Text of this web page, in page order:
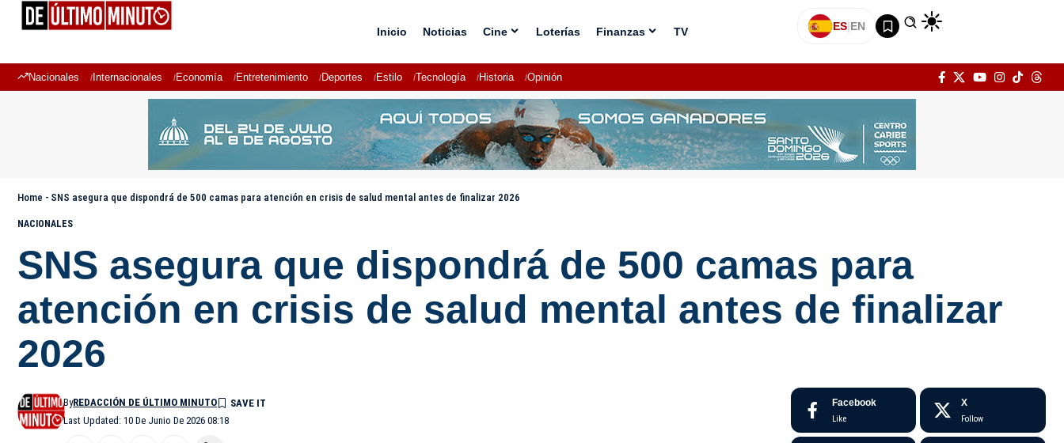
Inicio Noticias Cine Loterías Finanzas TV ES|EN
Nacionales Internacionales Economía Entretenimiento Deportes Estilo Tecnología Historia Opinión
Home - SNS asegura que dispondrá de 500 camas para atención en crisis de salud mental antes de finalizar 2026
NACIONALES
SNS asegura que dispondrá de 500 camas para
atención en crisis de salud mental antes de finalizar
2026
Last Updated: 10 De Junio De 2026 08:18
ByREDACCIÓN DE ÚLTIMO MINUTO Facebook
Like
X
Follow